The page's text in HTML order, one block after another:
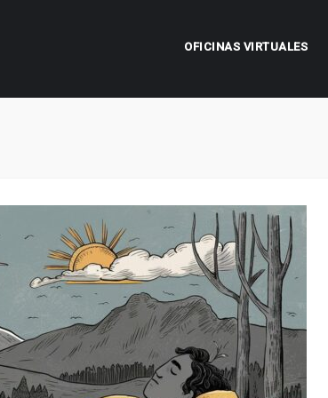
OFICINAS VIRTUALES